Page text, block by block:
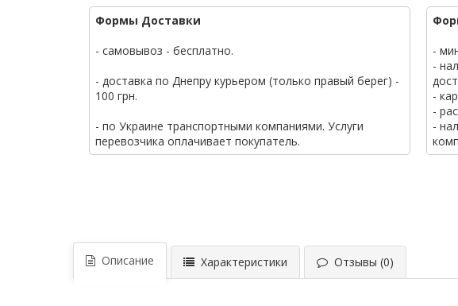
Формы Доставки
- самовывоз - бесплатно.
- доставка по Днепру курьером (только правый берег) -
100 грн.
- по Украине транспортными компаниями. Услуги
перевозчика оплачивает покупатель.
-
-
-
-
-
Описание Характеристики Отзывы (0)